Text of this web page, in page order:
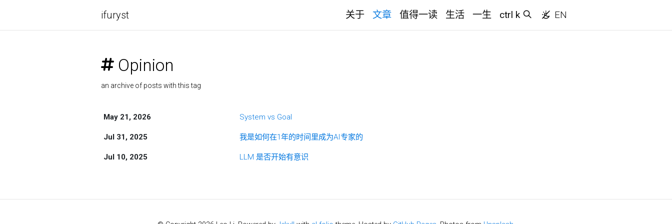
ifuryst 关于 文章 值得一读 生活 一生 ctrl k EN
Opinion
an archive of posts with this tag
May 21, 2026 System vs Goal
Jul 31, 2025 我是如何在1年的时间里成为AI专家的
Jul 10, 2025 LLM 是否开始有意识